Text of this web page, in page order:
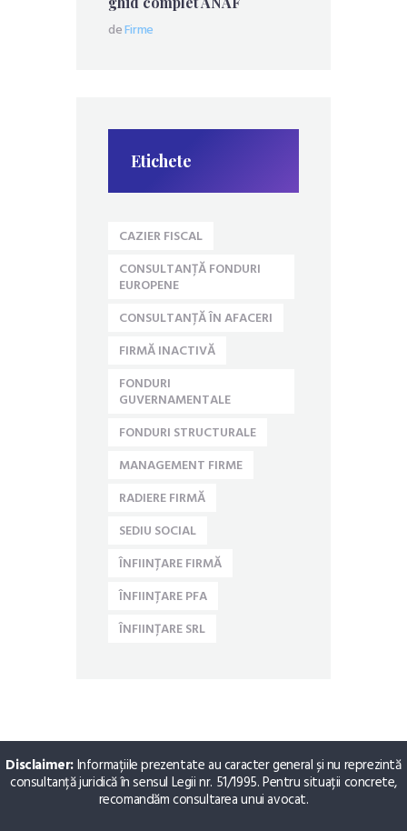
deFirme
Etichete
CAZIER FISCAL
CONSULTANȚĂ FONDURI
EUROPENE
CONSULTANȚĂ ÎN AFACERI
FIRMĂ INACTIVĂ
FONDURI
GUVERNAMENTALE
FONDURI STRUCTURALE
MANAGEMENT FIRME
RADIERE FIRMĂ
SEDIU SOCIAL
ÎNFIINȚARE FIRMĂ
ÎNFIINȚARE PFA
ÎNFIINȚARE SRL
Disclaimer:Informațiile prezentate au caracter general și nu reprezintă
consultanță juridică în sensul Legii nr. 51/1995. Pentru situații concrete,
recomandăm consultarea unui avocat.